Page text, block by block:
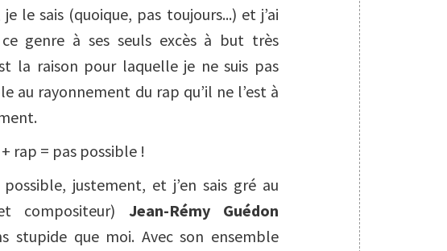
le sais (quoique, pas toujours...) et j’ai
genre à ses seuls excès à but très
la raison pour laquelle je ne suis pas
au rayonnement du rap qu’il ne l’est à
rap = pas possible !
possible, justement, et j’en sais gré au
compositeur) Jean-Rémy Guédon
stupide que moi. Avec son ensemble